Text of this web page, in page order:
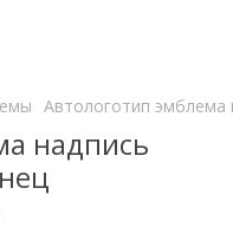
Автологотип эмблема
надпись